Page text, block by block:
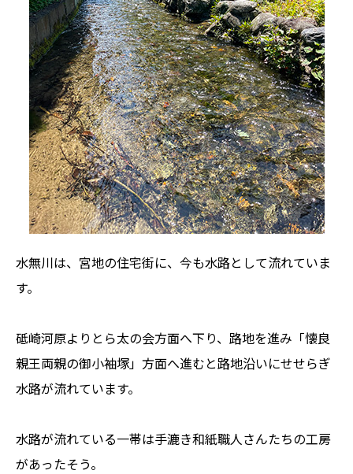
水無川は、宮地の住宅街に、今も水路として流れていま
す。
砥崎河原よりとら太の会方面へ下り、路地を進み「懐良
親王両親の御小袖塚」方面へ進むと路地沿いにせせらぎ
水路が流れています。
水路が流れている一帯は手漉き和紙職人さんたちの工房
があったそう。